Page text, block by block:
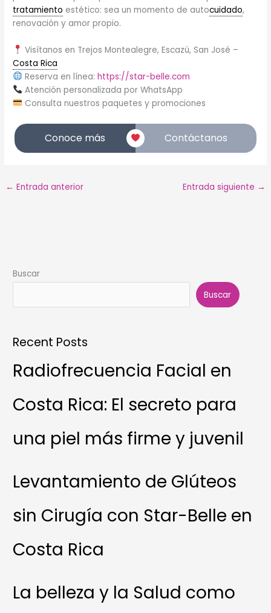
tratamiento estético: sea un momento de autocuidado,
renovación y amor propio.
Visítanos en Trejos Montealegre, Escazú, San José –
Costa Rica
Reserva en línea: https://star-belle.com
Atención personalizada por WhatsApp
Consulta nuestros paquetes y promociones
Conoce más Contáctanos
← Entrada anterior Entrada siguiente →
Buscar
Buscar
Recent Posts
Radiofrecuencia Facial en
Costa Rica: El secreto para
una piel más firme y juvenil
Levantamiento de Glúteos
sin Cirugía con Star-Belle en
Costa Rica
La belleza y la Salud como